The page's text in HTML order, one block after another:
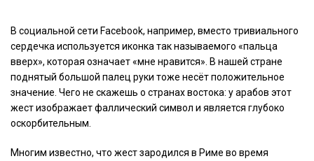
В социальной сети Facebook, например, вместо тривиального
сердечка используется иконка так называемого «пальца
вверх», которая означает «мне нравится». В нашей стране
поднятый большой палец руки тоже несёт положительное
значение. Чего не скажешь о странах востока: у арабов этот
жест изображает фаллический символ и является глубоко
оскорбительным.
Многим известно, что жест зародился в Риме во время